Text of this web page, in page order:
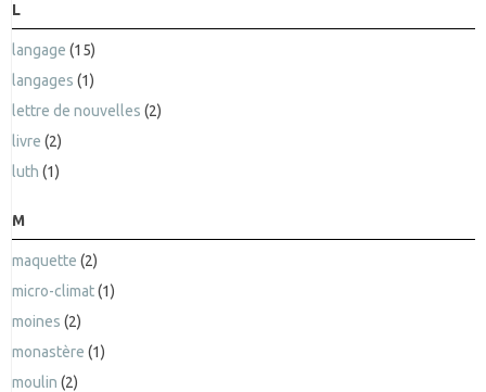
L
langage (15)
langages (1)
lettre de nouvelles (2)
livre (2)
luth (1)
M
maquette (2)
micro-climat(1)
moines (2)
monastère (1)
moulin (2)